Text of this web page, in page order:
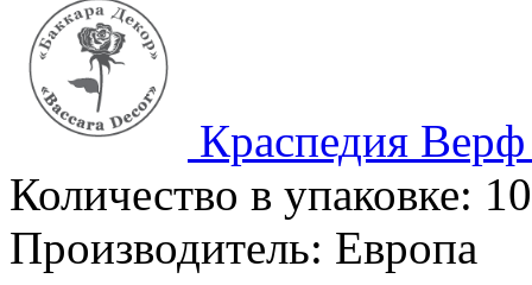
Краспедия
Количество в упаковке: 10
Производитель: Европа